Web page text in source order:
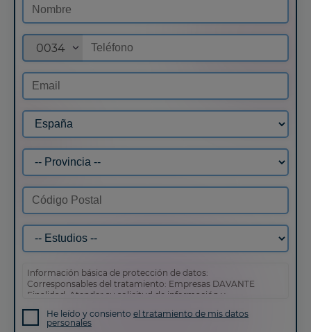
0034
Información básica de protección de datos:
Corresponsables del tratamiento: Empresas DAVANTE
Finalidad: Atender su solicitud de información y
Derechos: Puede acceder, rectificar y suprimir sus datos,
así como otros derechos tal y como se explica en nuestra
He leído y consiento el tratamiento de mis datos
personales